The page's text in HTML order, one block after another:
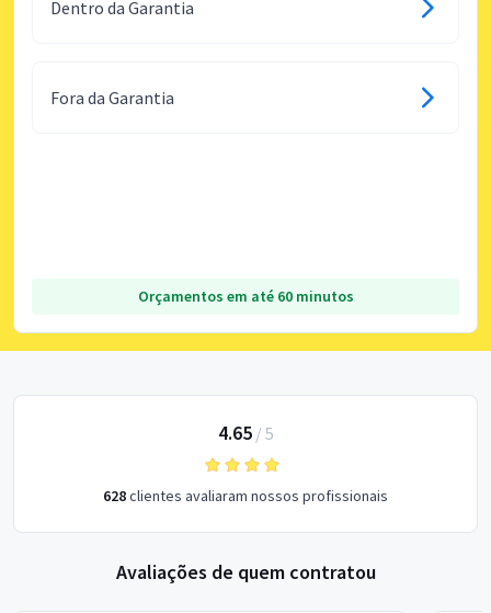
Dentro da Garantia
Fora da Garantia
Orçamentos em até 60 minutos
4.65/ 5
628clientes avaliaram nossos profissionais
Avaliações de quem contratou